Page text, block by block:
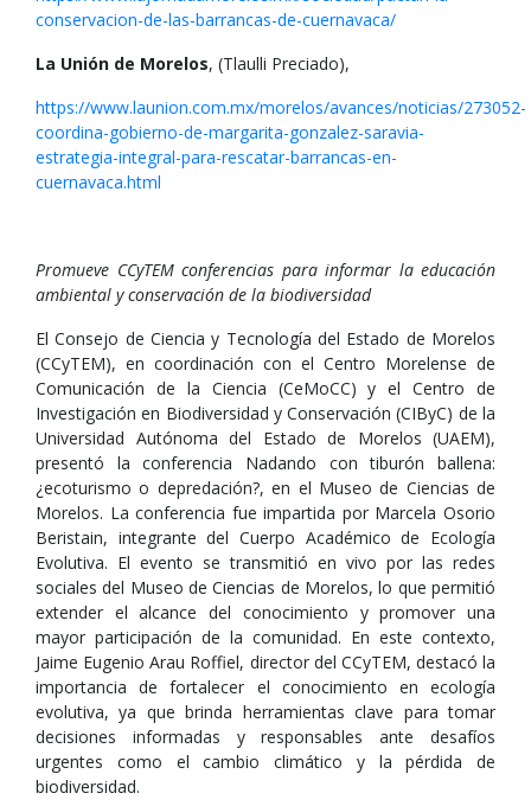
conservacion-de-las-barrancas-de-cuernavaca/
La Unión de Morelos, (Tlaulli Preciado),
https://www.launion.com.mx/morelos/avances/noticias/273052-
coordina-gobierno-de-margarita-gonzalez-saravia-
estrategia-integral-para-rescatar-barrancas-en-
cuernavaca.html
Promueve CCyTEM conferencias para informar la educación
ambiental y conservación de la biodiversidad
El Consejo de Ciencia y Tecnología del Estado de Morelos
(CCyTEM), en coordinación con el Centro Morelense de
Comunicación de la Ciencia (CeMoCC) y el Centro de
Investigación en Biodiversidad y Conservación (CIByC) de la
Universidad Autónoma del Estado de Morelos (UAEM),
presentó la conferencia Nadando con tiburón ballena:
¿ecoturismo o depredación?, en el Museo de Ciencias de
Morelos. La conferencia fue impartida por Marcela Osorio
Beristain, integrante del Cuerpo Académico de Ecología
Evolutiva. El evento se transmitió en vivo por las redes
sociales del Museo de Ciencias de Morelos, lo que permitió
extender el alcance del conocimiento y promover una
mayor participación de la comunidad. En este contexto,
Jaime Eugenio Arau Roffiel, director del CCyTEM, destacó la
importancia de fortalecer el conocimiento en ecología
evolutiva, ya que brinda herramientas clave para tomar
decisiones informadas y responsables ante desafíos
urgentes como el cambio climático y la pérdida de
biodiversidad.